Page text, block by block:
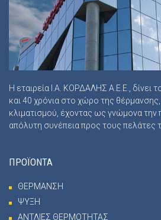
Η εταιρεία Ι.Α. ΚΟΡΔΑΛΗΣ Α.Ε.Ε., δίνει
και 40 χρόνια στο χώρο της
κλιματισμού, έχοντας ως γνώμονα την
απόλυτη συνέπεια προς τους πελάτες
ΠΡΟΪΟΝΤΑ
ΘΕΡΜΑΝΣΗ
ΨΥΞΗ
ΑΝΤΛΙΕΣ ΘΕΡΜΟΤΗΤΑΣ